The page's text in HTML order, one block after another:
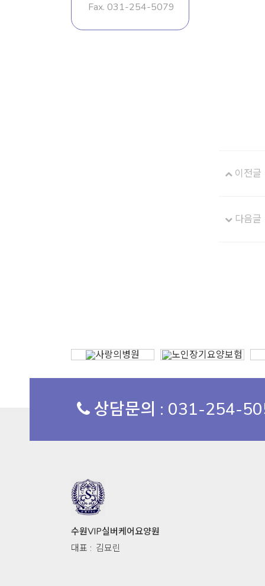
Fax. 031-254-5079
이전글
다음글
상담문의 : 031-254-
수원VIP실버케어요양원
대표 : 김묘린